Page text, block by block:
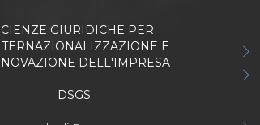
GIURIDICHE PER
E
DELL'IMPRESA
DSGS